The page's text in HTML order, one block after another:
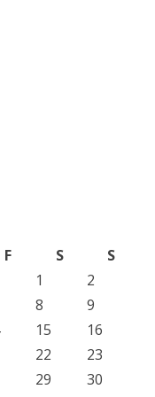
F S
S
1
2
8
9
15
16
22
23
29
30